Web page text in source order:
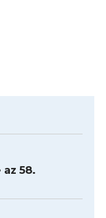
58.